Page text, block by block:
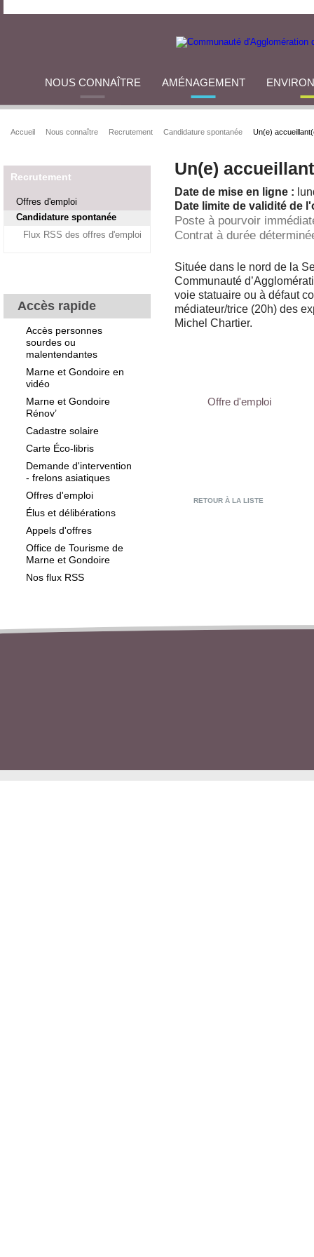
NOUS CONNAÎTRE AMÉNAGEMENT
Accueil Nous connaître Recrutement Candidature spontanée Un(e)
Recrutement
Offres d'emploi
Candidature spontanée
Flux RSS des offres d'emploi
Accès rapide
Accès personnes
sourdes ou
malentendantes
Marne et Gondoire en
vidéo
Marne et Gondoire
Rénov’
Cadastre solaire
Carte Éco-libris
Demande d'intervention
- frelons asiatiques
Offres d'emploi
Élus et délibérations
Appels d'offres
Office de Tourisme de
Marne et Gondoire
Nos flux RSS
Un(e)
Date de mise en ligne :
Date limite de validité de
Poste à pourvoir
Contrat à durée
Située dans le nord de la
Communauté
voie statuaire ou à défaut
médiateur/trice (20h) des
Michel Chartier.
Offre d'emploi
RETOUR À LA LISTE